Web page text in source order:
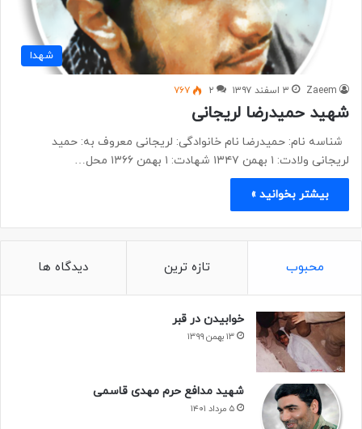
شهدا
Zaeem ۳ اسفند ۱۳۹۷ ۲ ۷۶۷
شهید حمیدرضا لریجانی
شناسه نام: حمیدرضا نام خانوادگی: لریجانی معروف به: حمید
لریجانی ولادت: ۱ بهمن ۱۳۴۷ شهادت: ۱ بهمن ۱۳۶۶ محل…
بیشتر بخوانید »
محبوب تازه ترین دیدگاه ها
خوابیدن در قبر
۱۳ بهمن ۱۳۹۹
شهید مدافع حرم مهدی قاسمی
۵ مرداد ۱۴۰۱